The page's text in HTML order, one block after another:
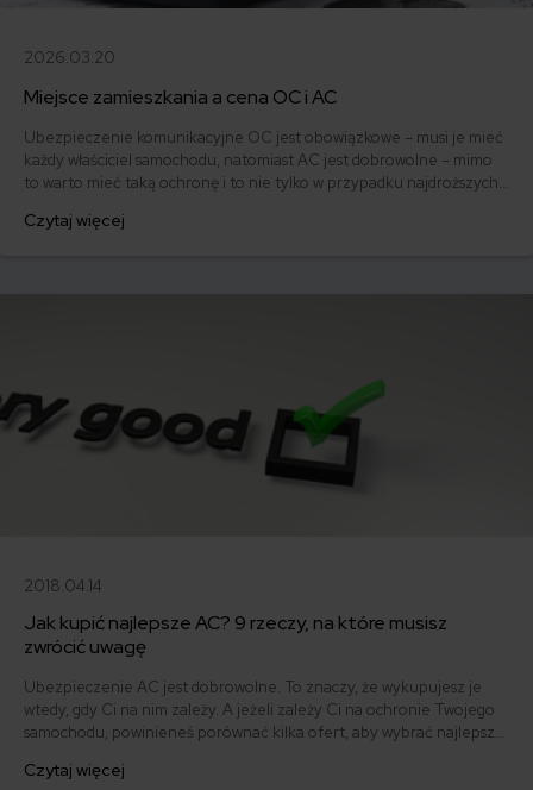
2026.03.20
Miejsce zamieszkania a cena OC i AC
Ubezpieczenie komunikacyjne OC jest obowiązkowe – musi je mieć
każdy właściciel samochodu, natomiast AC jest dobrowolne – mimo
to warto mieć taką ochronę i to nie tylko w przypadku najdroższych
czynników, takich jak m.in. marka samochodu, pojemność silnika czy
Czytaj więcej
2018.04.14
Jak kupić najlepsze AC? 9 rzeczy, na które musisz
zwrócić uwagę
Ubezpieczenie AC jest dobrowolne. To znaczy, że wykupujesz je
wtedy, gdy Ci na nim zależy. A jeżeli zależy Ci na ochronie Twojego
samochodu, powinieneś porównać kilka ofert, aby wybrać najlepsze
podpowiadamy Ci, jak wybrać najlepsze ubezpieczenie autocasco?
Czytaj więcej